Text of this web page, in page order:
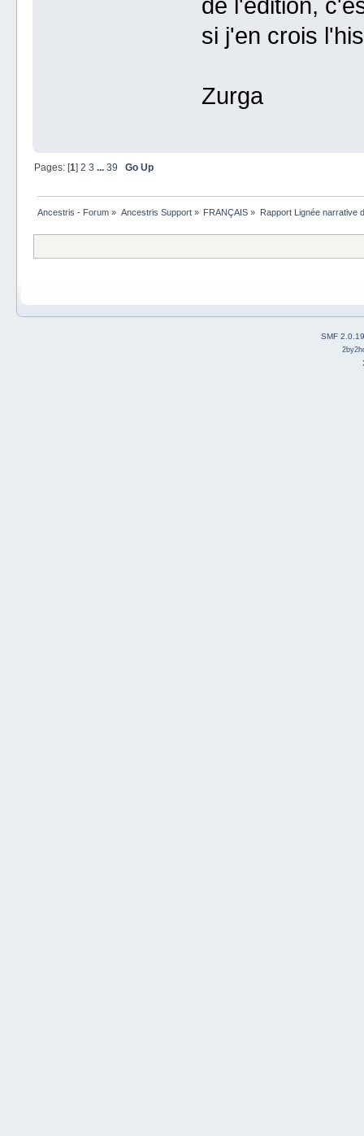
de l'édition,
si j'en crois
Zurga
Pages: [1] 2 3 ... 39 Go Up
Ancestris - Forum » Ancestris Support» FRANÇAIS » Rapport Lignée narrative
SMF 2.0.19